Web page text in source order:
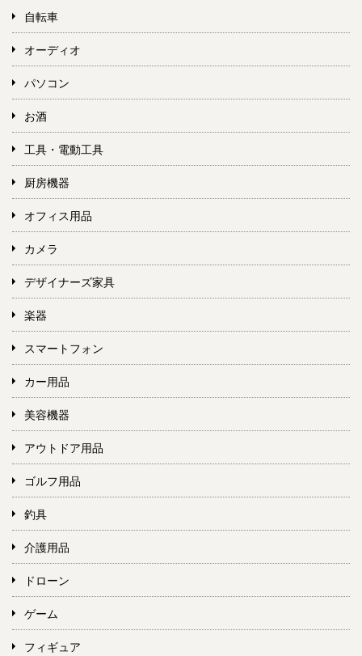
自転車
オーディオ
パソコン
お酒
工具・電動工具
厨房機器
オフィス用品
カメラ
デザイナーズ家具
楽器
スマートフォン
カー用品
美容機器
アウトドア用品
ゴルフ用品
釣具
介護用品
ドローン
ゲーム
フィギュア